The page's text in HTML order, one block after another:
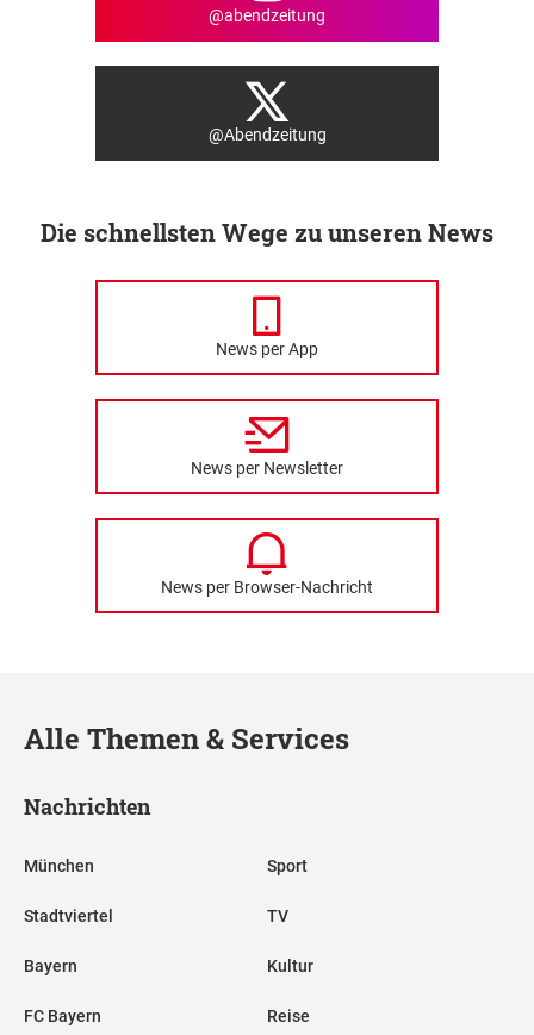
@abendzeitung
@Abendzeitung
Die schnellsten Wege zu unseren News
News per App
News per Newsletter
News per Browser-Nachricht
Alle Themen & Services
Nachrichten
München
Stadtviertel
Bayern
FC Bayern
Sport
TV
Kultur
Reise